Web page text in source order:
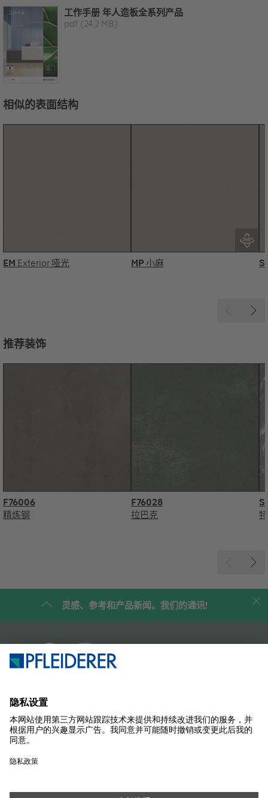
工作手册 年人造板全系列产品
pdf (24,2 MB)
相似的表面结构
EM Exterior 哑光 MP 小麻
推荐装饰
F76006
精炼钢
F76028
拉巴克
灵感、参考和产品新闻。我们的通讯!
产品
解决方案
SUSTAINABILITY
杂志